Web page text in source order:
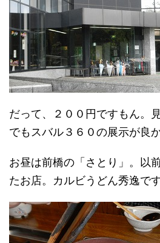
だって、２００円ですもん。
でもスバル３６０の展示が良
お昼は前橋の「さとり」。以
たお店。カルビうどん秀逸です